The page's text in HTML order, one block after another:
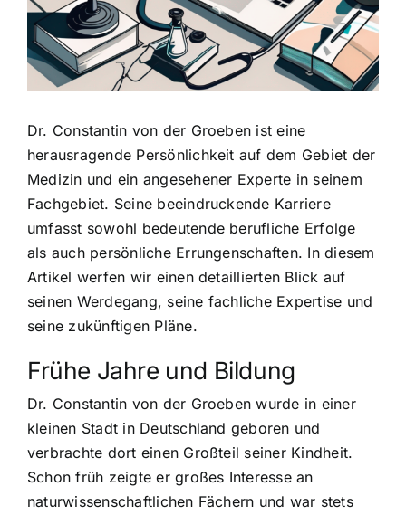
Dr. Constantin von der Groeben ist eine
herausragende Persönlichkeit auf dem Gebiet der
Medizin und ein angesehener Experte in seinem
Fachgebiet. Seine beeindruckende Karriere
umfasst sowohl bedeutende berufliche Erfolge
als auch persönliche Errungenschaften. In diesem
Artikel werfen wir einen detaillierten Blick auf
seinen Werdegang, seine fachliche Expertise und
seine zukünftigen Pläne.
Frühe Jahre und Bildung
Dr. Constantin von der Groeben wurde in einer
kleinen Stadt in Deutschland geboren und
verbrachte dort einen Großteil seiner Kindheit.
Schon früh zeigte er großes Interesse an
naturwissenschaftlichen Fächern und war stets